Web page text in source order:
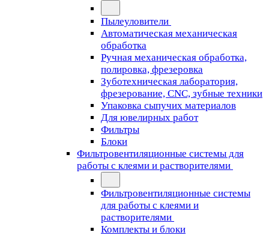
Пылеуловители
Автоматическая механическая
обработка
Ручная механическая обработка,
полировка, фрезеровка
Зуботехническая лаборатория,
фрезерование, CNC, зубные техники
Упаковка сыпучих материалов
Для ювелирных работ
Фильтры
Блоки
Фильтровентиляционные системы для
работы с клеями и растворителями
Фильтровентиляционные системы
для работы с клеями и
растворителями
Комплекты и блоки